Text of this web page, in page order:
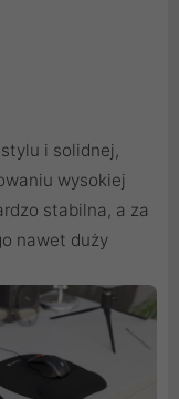
i solidnej,
wysokiej
stabilna, a za
nawet duży